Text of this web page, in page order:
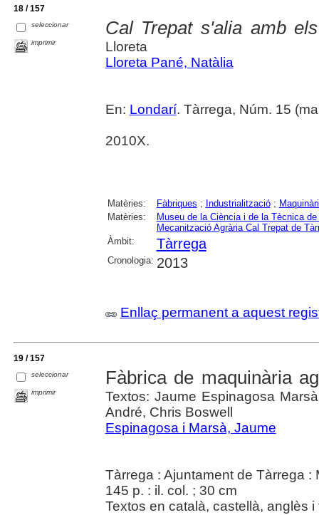
18 / 157
seleccionar
imprimir
Cal Trepat s'alia amb
Lloreta
Lloreta Pané, Natàlia
En: Londarí. Tàrrega, Núm. 15
2010X.
Matèries: Fàbriques ; Industrialització;
Matèries:
Museu de la Ciència i de la Tècnica
Mecanització Agrària Cal Trepat de
Àmbit:
Tàrrega
Cronologia: 2013
Enllaç permanent a aquest
19 / 157
seleccionar
imprimir
Fàbrica de maquinària
Textos: Jaume Espinagosa
André, Chris Boswell
Espinagosa i Marsà, Jaume
Tàrrega : Ajuntament de Tàrrega
145 p. : il. col. ; 30 cm
Textos en català, castellà, anglès i